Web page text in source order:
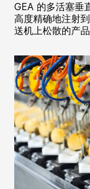
GEA 的多活塞垂
高度精确地注射
送机上松散的产